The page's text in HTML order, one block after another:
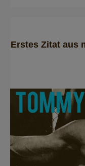
Erstes Zitat aus